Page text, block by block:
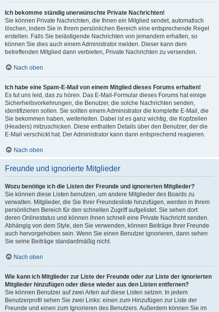
Ich bekomme ständig unerwünschte Private Nachrichten!
Sie können Private Nachrichten, die Ihnen ein Mitglied sendet, automatisch
löschen, indem Sie in Ihrem persönlichen Bereich eine entsprechende Regel
erstellen. Falls Sie belästigende Nachrichten von jemandem erhalten, so
können Sie dies auch einem Administrator melden. Dieser kann dem
betreffenden Mitglied dann verbieten, Private Nachrichten zu versenden.
Nach oben
Ich habe eine Spam-E-Mail von einem Mitglied dieses Forums erhalten!
Es tut uns leid, das zu hören. Das E-Mail-Formular dieses Forums hat einige
Sicherheitsvorkehrungen, die Benutzer, die solche Nachrichten senden,
identifizieren sollen. Sie sollten einem Administrator die komplette E-Mail, die
Sie bekommen haben, weiterleiten. Dabei ist es ganz wichtig, die Kopfzeilen
(Headers) mitzuschicken. Diese enthalten Details über den Benutzer, der die
E-Mail verschickt hat. Der Administrator kann dann entsprechend reagieren.
Nach oben
Freunde und ignorierte Mitglieder
Wozu benötige ich die Listen der Freunde und ignorierten Mitglieder?
Sie können diese Listen benutzen, um andere Mitglieder des Boards zu
verwalten. Mitglieder, die Sie Ihrer Freundesliste hinzufügen, werden in Ihrem
persönlichen Bereich für den schnellen Zugriff aufgelistet. Sie sehen dort
deren Onlinestatus und können ihnen schnell eine Private Nachricht senden.
Abhängig von dem Style, den Sie verwenden, können Beiträge Ihrer Freunde
auch hervorgehoben sein. Wenn Sie einen Benutzer ignorieren, dann sehen
Sie seine Beiträge standardmäßig nicht.
Nach oben
Wie kann ich Mitglieder zur Liste der Freunde oder zur Liste der ignorierten
Mitglieder hinzufügen oder diese wieder aus den Listen entfernen?
Sie können Benutzer auf zwei Arten auf diese Listen setzen: In jedem
Benutzerprofil sehen Sie zwei Links: einen zum Hinzufügen zur Liste der
Freunde und einen zum Ignorieren des Benutzers. Außerdem können Sie im